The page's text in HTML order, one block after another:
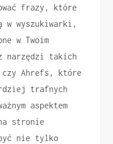
frazy, które
wyszukiwarki,
w Twoim
narzędzi takich
czy Ahrefs, które
trafnych
aspektem
stronie
nie tylko